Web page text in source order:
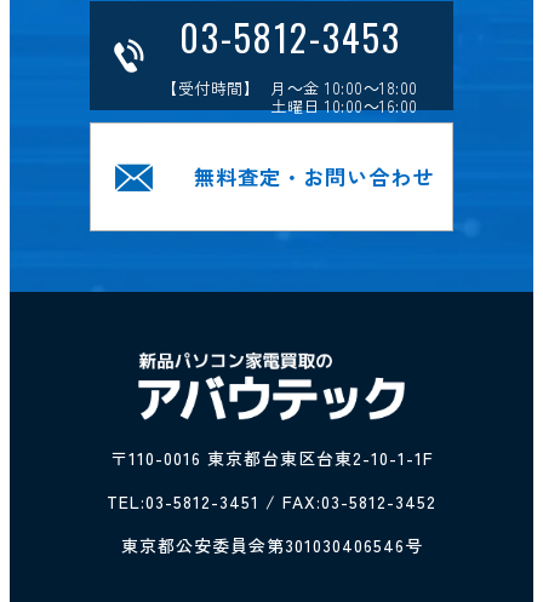
03-5812-3453
【受付時間】 月～金 10:00～18:00
土曜日 10:00～16:00
無料査定・お問い合わせ
〒110-0016 東京都台東区台東2-10-1-1F
TEL:03-5812-3451 / FAX:03-5812-3452
東京都公安委員会第301030406546号